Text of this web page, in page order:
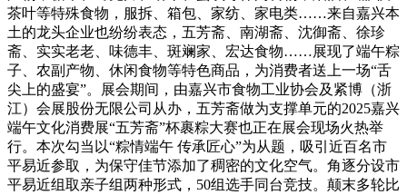
茶叶等特殊食物，服拆、箱包、家纺、家电类……来自嘉兴本
土的龙头企业也纷纷表态，五芳斋、南湖斋、沈御斋、徐珍
斋、实实老老、味德丰、斑斓家、宏达食物……展现了端午粽
子、农副产物、休闲食物等特色商品，为消费者送上一场“舌
尖上的盛宴”。展会期间，由嘉兴市食物工业协会及紧博（浙
江）会展股份无限公司从办，五芳斋做为支撑单元的2025嘉兴
端午文化消费展“五芳斋”杯裹粽大赛也正在展会现场火热举
行。本次勾当以“粽情端午 传承匠心”为从题，吸引近百名市
平易近参取，为保守佳节添加了稠密的文化空气。角逐分设市
平易近组取亲子组两种形式，50组选手同台竞技。颠末多轮比